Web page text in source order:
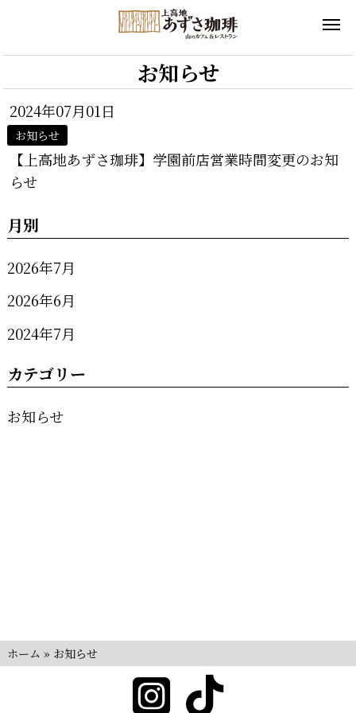
お知らせ
2024年07月01日
お知らせ
【上高地あずさ珈琲】学園前店営業時間変更のお知
らせ
月別
2026年7月
2026年6月
2024年7月
カテゴリー
お知らせ
ホーム » お知らせ